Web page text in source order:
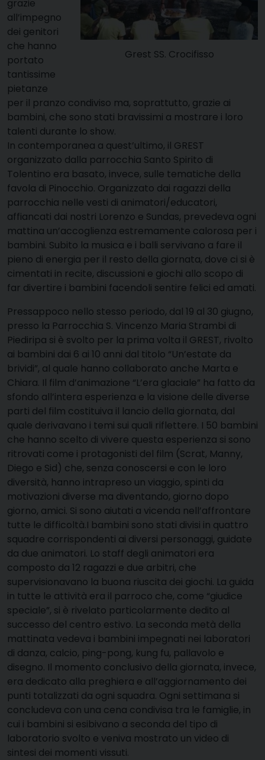
Grest SS. Crocifisso
grazie
all’impegno
dei genitori
che hanno
portato
tantissime
pietanze
per il pranzo condiviso ma, soprattutto, grazie ai
bambini, che sono stati bravissimi a mostrare i loro
talenti durante lo show.
In contemporanea a quest’ultimo, il GREST
organizzato dalla parrocchia Santo Spirito di
Tolentino era basato, invece, sulle tematiche della
favola di Pinocchio. Organizzato dai ragazzi della
parrocchia nelle vesti di animatori/educatori,
affiancati dai nostri Lorenzo e Sundas, prevedeva ogni
mattina un’accoglienza estremamente calorosa per i
bambini. Subito la musica e i balli servivano a fare il
pieno di energia per il resto della giornata, dove ci si è
cimentati in recite, discussioni e giochi allo scopo di
far divertire i bambini facendoli sentire felici ed amati.
Pressappoco nello stesso periodo, dal 19 al 30 giugno,
presso la Parrocchia S. Vincenzo Maria Strambi di
Piediripa si è svolto per la prima volta il GREST, rivolto
ai bambini dai 6 ai 10 anni dal titolo “Un’estate da
brividi”, al quale hanno collaborato anche Marta e
Chiara. Il film d’animazione “L’era glaciale” ha fatto da
sfondo all’intera esperienza e la visione delle diverse
parti del film costituiva il lancio della giornata, dal
quale derivavano i temi sui quali riflettere. I 50 bambini
che hanno scelto di vivere questa esperienza si sono
ritrovati come i protagonisti del film (Scrat, Manny,
Diego e Sid) che, senza conoscersi e con le loro
diversità, hanno intrapreso un viaggio, spinti da
motivazioni diverse ma diventando, giorno dopo
giorno, amici. Si sono aiutati a vicenda nell’affrontare
tutte le difficoltà.I bambini sono stati divisi in quattro
squadre corrispondenti ai diversi personaggi, guidate
da due animatori. Lo staff degli animatori era
composto da 12 ragazzi e due arbitri, che
supervisionavano la buona riuscita dei giochi. La guida
in tutte le attività era il parroco che, come “giudice
speciale”, si è rivelato particolarmente dedito al
successo del centro estivo. La seconda metà della
mattinata vedeva i bambini impegnati nei laboratori
di danza, calcio, ping-pong, kung fu, pallavolo e
disegno. Il momento conclusivo della giornata, invece,
era dedicato alla preghiera e all’aggiornamento dei
punti totalizzati da ogni squadra. Ogni settimana si
concludeva con una cena condivisa tra le famiglie, in
cui i bambini si esibivano a seconda del tipo di
laboratorio svolto e veniva mostrato un video di
sintesi dei momenti vissuti.